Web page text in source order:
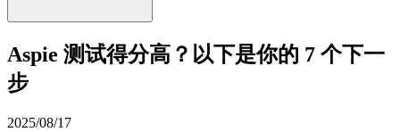
Aspie 测试得分高？以下是你的 7 个下一
步
2025/08/17